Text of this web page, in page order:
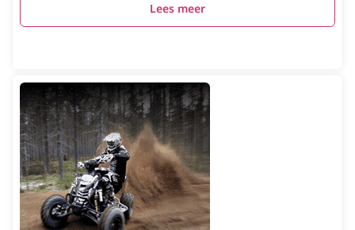
Lees meer